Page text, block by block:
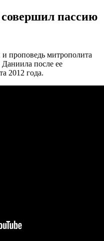
пассию
проповедь митрополита
после ее
2012 года.